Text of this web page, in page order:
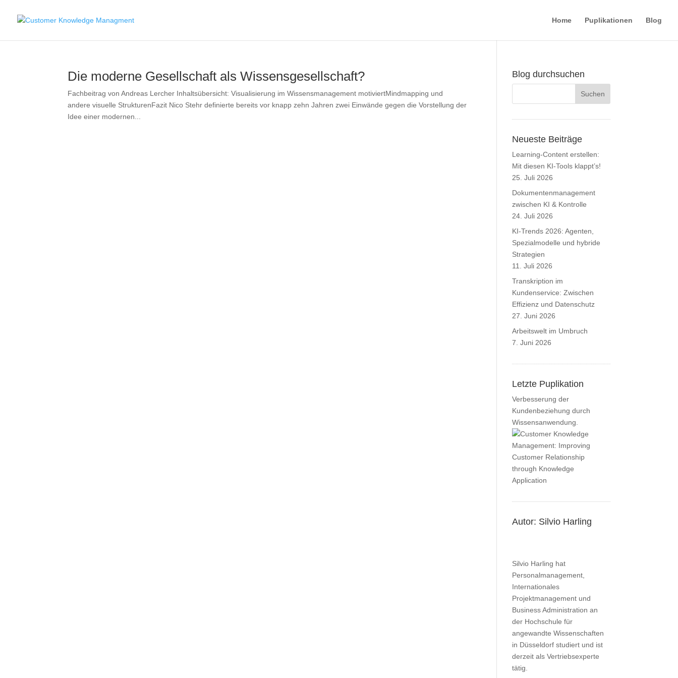
Home Puplikationen Blog
Die moderne Gesellschaft als Wissensgesellschaft?
Fachbeitrag von Andreas Lercher Inhaltsübersicht: Visualisierung im Wissensmanagement motiviertMindmapping und
andere visuelle StrukturenFazit Nico Stehr definierte bereits vor knapp zehn Jahren zwei Einwände gegen die Vorstellung der
Idee einer modernen...
Blog durchsuchen
Neueste Beiträge
Learning-Content erstellen:
Mit diesen KI-Tools klappt’s!
25. Juli 2026
Dokumentenmanagement
zwischen KI & Kontrolle
24. Juli 2026
KI-Trends 2026: Agenten,
Spezialmodelle und hybride
Strategien
11. Juli 2026
Transkription im
Kundenservice: Zwischen
Effizienz und Datenschutz
27. Juni 2026
Arbeitswelt im Umbruch
7. Juni 2026
Letzte Puplikation
Verbesserung der
Kundenbeziehung durch
Wissensanwendung.
Autor: Silvio Harling
Silvio Harling hat
Personalmanagement,
Internationales
Projektmanagement und
Business Administration an
der Hochschule für
angewandte Wissenschaften
in Düsseldorf studiert und ist
derzeit als Vertriebsexperte
tätig.